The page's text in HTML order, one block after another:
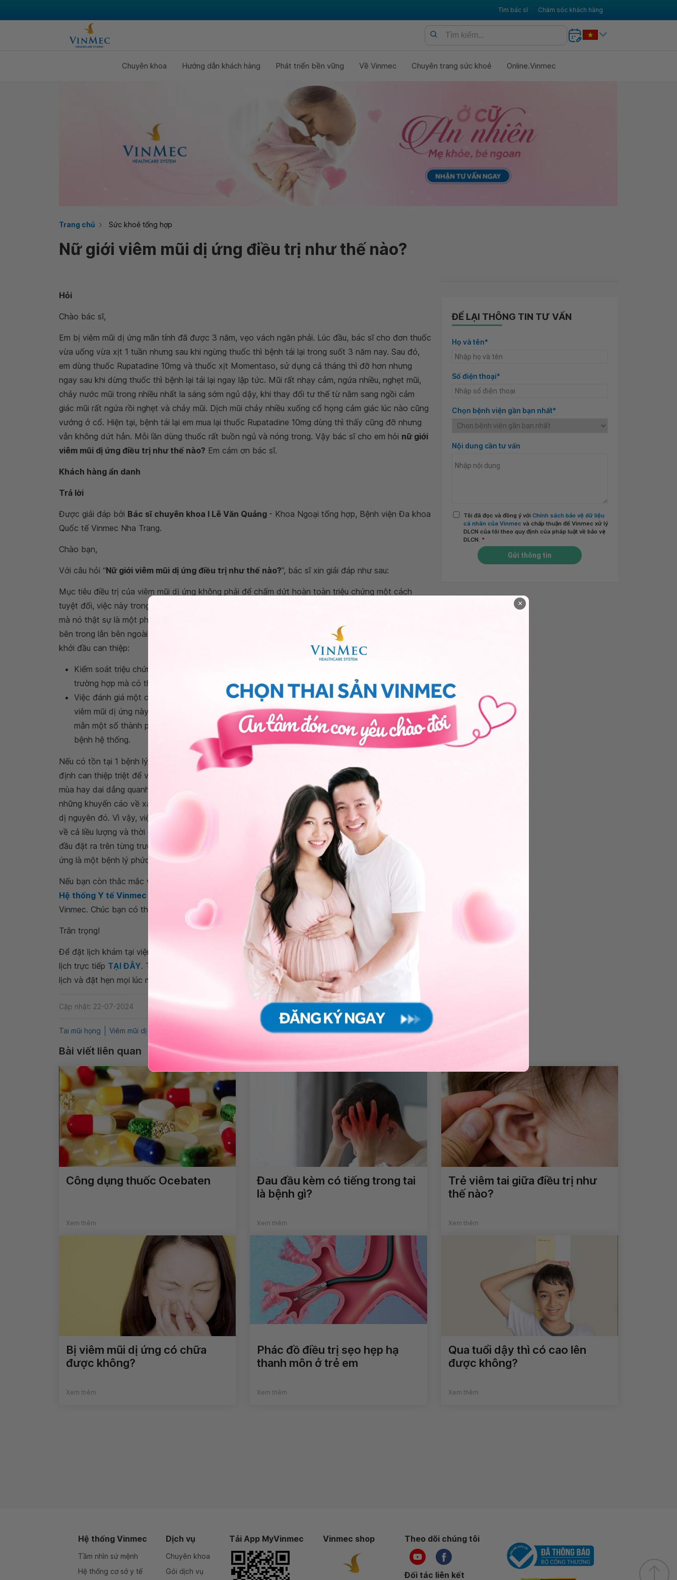
Tìm bác sĩ Chăm sóc khách hàng
Chuyên khoa Hướng dẫn khách hàng Phát triển bền vững Về Vinmec Chuyên trang sức khoẻ Online.Vinmec
Trang chủ Sức khoẻ tổng hợp
Nữ giới viêm mũi dị ứng điều trị như thế nào?
Hỏi
Chào bác sĩ,
Em bị viêm mũi dị ứng mãn tính đã được 3 năm, vẹo vách ngăn phải. Lúc đầu, bác sĩ cho đơn thuốc
vừa uống vừa xịt 1 tuần nhưng sau khi ngừng thuốc thì bệnh tái lại trong suốt 3 năm nay. Sau đó,
em dùng thuốc Rupatadine 10mg và thuốc xịt Momentaso, sử dụng cả tháng thì đỡ hơn nhưng
ngay sau khi dừng thuốc thì bệnh lại tái lại ngay lập tức. Mũi rất nhạy cảm, ngứa nhiều, nghẹt mũi,
chảy nước mũi trong nhiều nhất la sáng sớm ngủ dậy, khi thay đổi tư thế từ nằm sang ngồi cảm
giác mũi rất ngứa rồi nghẹt và chảy mũi. Dịch mũi chảy nhiều xuống cổ họng cảm giác lúc nào cũng
vướng ở cổ. Hiện tại, bệnh tái lại em mua lại thuốc Rupatadine 10mg dùng thì thấy cũng đỡ nhưng
vẫn không dứt hẳn. Mỗi lần dùng thuốc rất buồn ngủ và nóng trong. Vậy bác sĩ cho em hỏi nữ giới
viêm mũi dị ứng điều trị như thế nào? Em cảm ơn bác sĩ.
Khách hàng ẩn danh
Trả lời
Được giải đáp bởi Bác sĩ chuyên khoa I Lê Văn Quảng - Khoa Ngoại tổng hợp, Bệnh viện Đa khoa
Quốc tế Vinmec Nha Trang.
Chào bạn,
Với câu hỏi “Nữ giới viêm mũi dị ứng điều trị như thế nào?”, bác sĩ xin giải đáp như sau:
Mục tiêu điều trị của viêm mũi dị ứng không phải để chấm dứt hoàn toàn triệu chứng một cách
tuyệt đối, việc này trong thực tế là không thể do viêm mũi dị ứng không chỉ là một bệnh lý của mũi
mà nó thật sự là một phản ứng dị ứng toàn hệ thống, nói cách khác là của cơ thể với các yếu tố từ
bên trong lẫn bên ngoài cơ thể và điều này có thể thay đổi theo thời gian. Có 2 mục tiêu lớn khi
khởi đầu can thiệp:
Kiểm soát triệu chứng ở mức thấp nhất có thể nhằm cải thiện chất lượng sống, tùy từng
trường hợp mà có thể chọn thuốc xịt mũi, cấy vào mũi, chích, uống,...
Việc đánh giá một cách toàn diện các vấn đề làm nặng hơn hay ảnh hưởng đến tình trạng
viêm mũi dị ứng này như vẹo vách ngăn ảnh hưởng đến thông khí mũi, cơ địa dị ứng hay quá
mẫn một số thành phần, chất trong môi trường, các bệnh lý đi kèm như polyp mũi, hen suyễn,
bệnh hệ thống.
Nếu có tồn tại 1 bệnh lý kèm theo như vẹo vách ngăn, gây ảnh hưởng đến thông khí mũi thì chỉ
định can thiệp triệt để và phẫu thuật chỉnh hình vách ngăn mũi. Nếu bạn bị viêm mũi dị ứng theo
mùa hay dai dẳng quanh năm thì việc sử dụng thuốc cũng khác nhau về mặt thời gian, đi kèm với
những khuyến cáo về xác định chính xác dị nguyên và các biện pháp phòng tránh tiếp xúc những
dị nguyên đó. Vì vậy, việc sử dụng các thuốc kháng Histamin như Rupatadine 10mg sẽ khác nhau
về cả liều lượng và thời gian sử dụng. Điều này phụ thuộc vào đáp ứng của bạn và mục tiêu ban
đầu đặt ra trên từng trường hợp cụ thể. Do đó, bạn cần trao đổi trực tiếp với bác sĩ bởi viêm mũi dị
ứng là một bệnh lý phức tạp hơn là một vấn đề đơn giản thuần túy.
Nếu bạn còn thắc mắc về
, bạn có thể đến bệnh viện thuộc
Hệ thống Y tế Vinmec để kiểm tra và tư vấn thêm. Cảm ơn bạn đã tin tưởng và gửi câu hỏi đến
Vinmec. Chúc bạn có thật nhiều sức khỏe.
Trân trọng!
Để đặt lịch khám tại viện, Quý khách vui lòng bấm sốHOTLINE , đặt mua GÓI DỊCH VỤ
hoặc đặt
lịch trực tiếp TẠI ĐÂY. Tải và đặt lịch khám tự động trên ứng dụng My Vinmec để quản lý, theo dõi
lịch và đặt hẹn mọi lúc mọi nơi ngay trên ứng dụng.
Cập nhật: 22-07-2024 Chia sẻ
Tai mũi họng Viêm mũi dị ứng Viêm mũi thông thường
ĐỂ LẠI THÔNG TIN TƯ VẤN
Họ và tên*
Số điện thoại*
Chọn bệnh viện gần bạn nhất*
Nội dung cần tư vấn
Tôi đã đọc và đồng ý với Chính sách bảo vệ dữ liệu
cá nhân của Vinmec và chấp thuận để Vinmec xử lý
DLCN của tôi theo quy định của pháp luật về bảo vệ
DLCN. *
Gửi thông tin
Bài viết liên quan
Công dụng thuốc Ocebaten
Xem thêm
Đau đầu kèm có tiếng trong tai
là bệnh gì?
Xem thêm
Trẻ viêm tai giữa điều trị như
thế nào?
Xem thêm
Bị viêm mũi dị ứng có chữa
được không?
Xem thêm
Phác đồ điều trị sẹo hẹp hạ
thanh môn ở trẻ em
Xem thêm
Qua tuổi dậy thì có cao lên
được không?
Xem thêm
Hệ thống Vinmec
Tầm nhìn sứ mệnh
Hệ thống cơ sở y tế
Dịch vụ
Chuyên khoa
Gói dịch vụ
Tải App MyVinmec Vinmec shop Theo dõi chúng tôi
Đối tác liên kết
×